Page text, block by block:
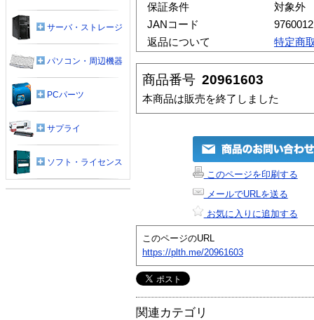
保証条件
対象外
JANコード
返品について
特定商
商品番号 20961603
本商品は販売を終了しました
このページを印刷する
メールでURLを送る
お気に入りに追加する
このページのURL
https://plth.me/20961603
関連カテゴリ
サーバ・ストレージ
パソコン・周辺機器
PCパーツ
サプライ
ソフト・ライセンス